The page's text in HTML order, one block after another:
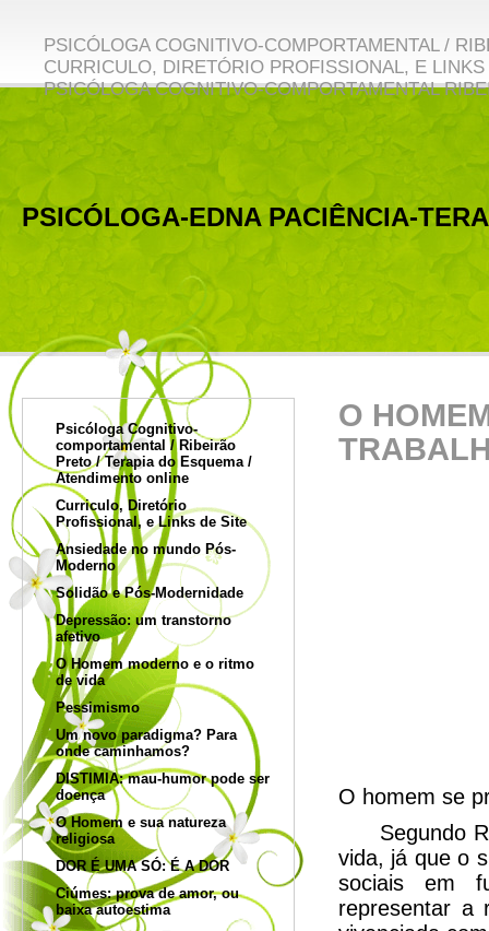
PSICÓLOGA COGNITIVO-COMPORTAMENTAL /
CURRICULO, DIRETÓRIO PROFISSIONAL, E
PSICÓLOGA COGNITIVO-COMPORTAMENTAL
PSICÓLOGA-EDNA PACIÊNCIA-
Psicóloga Cognitivo-
comportamental / Ribeirão
Preto / Terapia do Esquema /
Atendimento online
Curriculo, Diretório
Profissional, e Links de Site
Ansiedade no mundo Pós-
Moderno
Solidão e Pós-Modernidade
Depressão: um transtorno
afetivo
O Homem moderno e o ritmo
de vida
Pessimismo
Um novo paradigma? Para
onde caminhamos?
DISTIMIA: mau-humor pode ser
doença
O Homem e sua natureza
religiosa
DOR É UMA SÓ: É A DOR
Ciúmes: prova de amor, ou
baixa autoestima
O
O homem se
Segundo
vida, já que o
sociais em
representar a